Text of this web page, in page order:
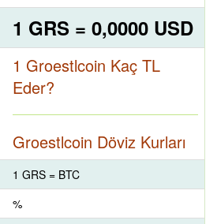
1 GRS = 0,0000 USD
1 Groestlcoin Kaç TL
Eder?
Groestlcoin Döviz Kurları
1 GRS = BTC
%